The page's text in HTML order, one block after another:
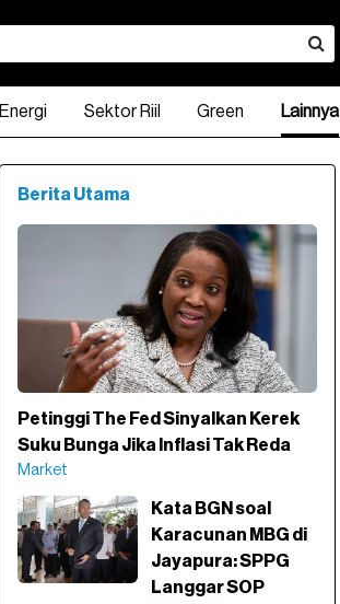
Energi Sektor Riil Green Lainnya
Berita Utama
Petinggi The Fed Sinyalkan Kerek
Suku Bunga Jika Inflasi Tak Reda
Market
Kata BGN soal
Karacunan MBG di
Jayapura: SPPG
Langgar SOP